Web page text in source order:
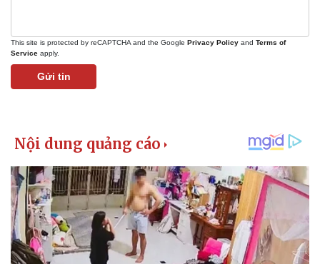
Doanh nghiệp
Thông tin doanh nghiệp
Doanh nghiệp 24h
Doanh nhân
Vì cộng đồng
Công nghệ
Sành điệu
Tin Công nghệ
Trải nghiệm
Chuyển đổi số
This site is protected by reCAPTCHA and the Google Privacy Policy and Terms of
Service apply.
Gửi tin